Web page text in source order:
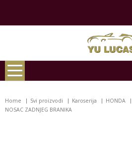
Home Svi proizvodi Karoserija HONDA
NOSAC ZADNJEG BRANIKA